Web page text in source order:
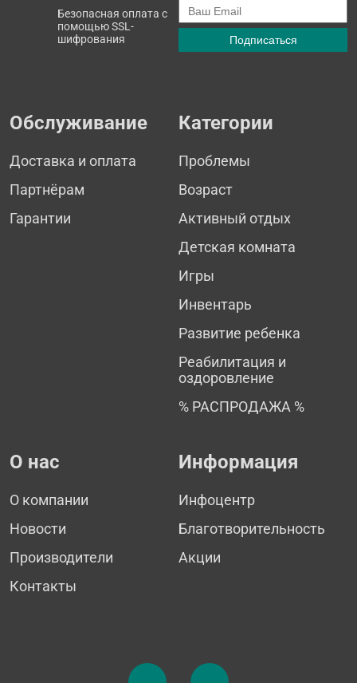
Безопасная оплата с
помощью SSL-
шифрования
Обслуживание
Доставка и оплата
Партнёрам
Гарантии
Категории
Проблемы
Возраст
Активный отдых
Детская комната
Игры
Инвентарь
Развитие ребенка
Реабилитация и
оздоровление
% РАСПРОДАЖА %
О нас
О компании
Новости
Производители
Контакты
Информация
Инфоцентр
Благотворительность
Акции